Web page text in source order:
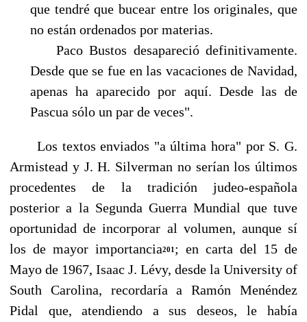
que tendré que bu­cear entre los originales, que
no están ordenados por materias.
Paco Bustos desapareció definitivamente.
Desde que se fue en las vacaciones de Navidad,
apenas ha aparecido por aquí. Desde las de
Pascua sólo un par de veces".
Los textos enviados "a última hora" por S. G.
Armistead y J. H. Silverman no serían los últi­mos
procedentes de la tradición judeo-española
posterior a la Segunda Guerra Mundial que tuve
oportunidad de incorporar al volumen, aunque sí
los de mayor importancia201 ; en carta del 15 de
Mayo de 1967, Isaac J. Lévy, desde la University of
South Carolina, recordaría a Ramón Menéndez
Pidal que, atendiendo a sus deseos, le había